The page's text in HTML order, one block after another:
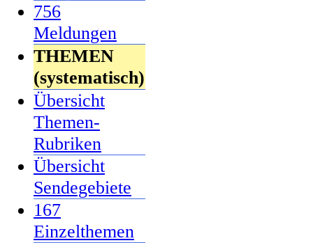
756
Meldungen
THEMEN
(systematisch)
Übersicht
Themen-
Rubriken
Übersicht
Sendegebiete
167
Einzelthemen